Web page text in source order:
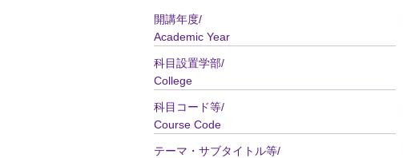
開講年度/
Academic Year
科目設置学部/
College
科目コード等/
Course Code
テーマ・サブタイトル等/